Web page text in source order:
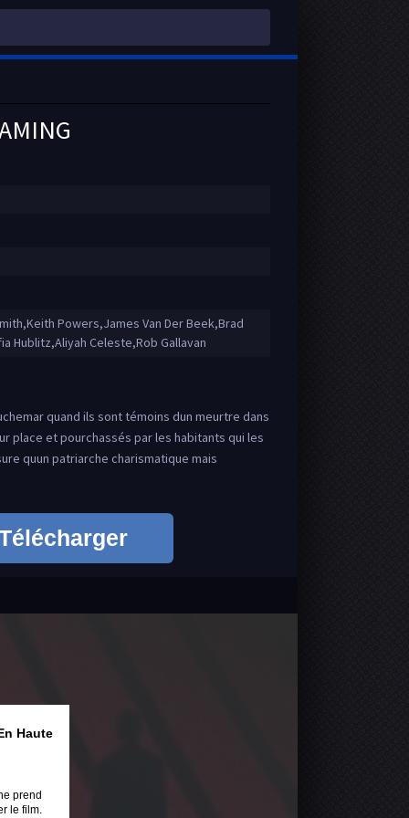
Powers,James Van Der Beek,Brad
Hublitz,Aliyah Celeste,Rob Gallavan
quand ils sont témoins dun meurtre dans
place et pourchassés par les habitants qui les
quun patriarche charismatique mais
Haute
prend
le film.